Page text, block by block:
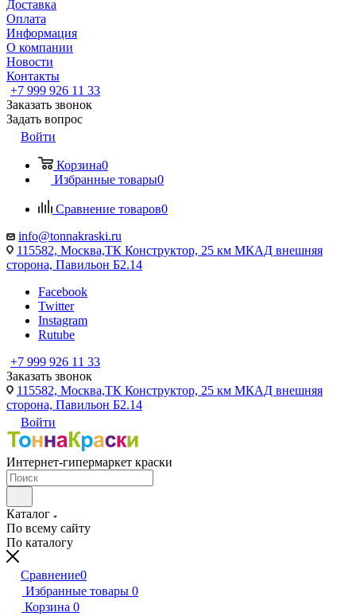
Доставка
Оплата
Информация
О компании
Новости
Контакты
+7 999 926 11 33
Заказать звонок
Задать вопрос
Войти
Корзина0
Избранные товары0
Сравнение товаров0
info@tonnakraski.ru
115582, Москва,ТК Конструктор, 25 км МКАД внешняя
сторона, Павильон Б2.14
Facebook
Twitter
Instagram
Rutube
+7 999 926 11 33
Заказать звонок
115582, Москва,ТК Конструктор, 25 км МКАД внешняя
сторона, Павильон Б2.14
Войти
Интернет-гипермаркет краски
Каталог
По всему сайту
По каталогу
Сравнение0
Избранные товары 0
Корзина 0